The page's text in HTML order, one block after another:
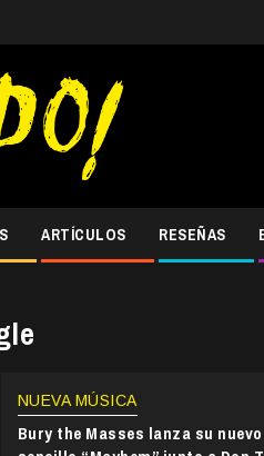
ARTÍCULOS RESEÑAS
NUEVA MÚSICA
Bury the Masses lanza su nuevo